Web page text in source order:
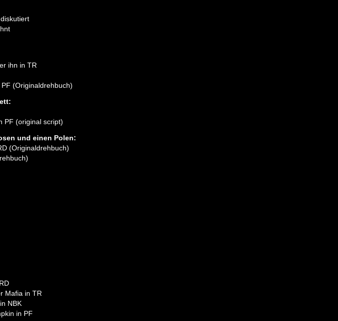
ihn in TR
(Originaldrehbuch)
PF (original script)
und einen Polen:
(Originaldrehbuch)
Mafia in TR
NBK
in PF